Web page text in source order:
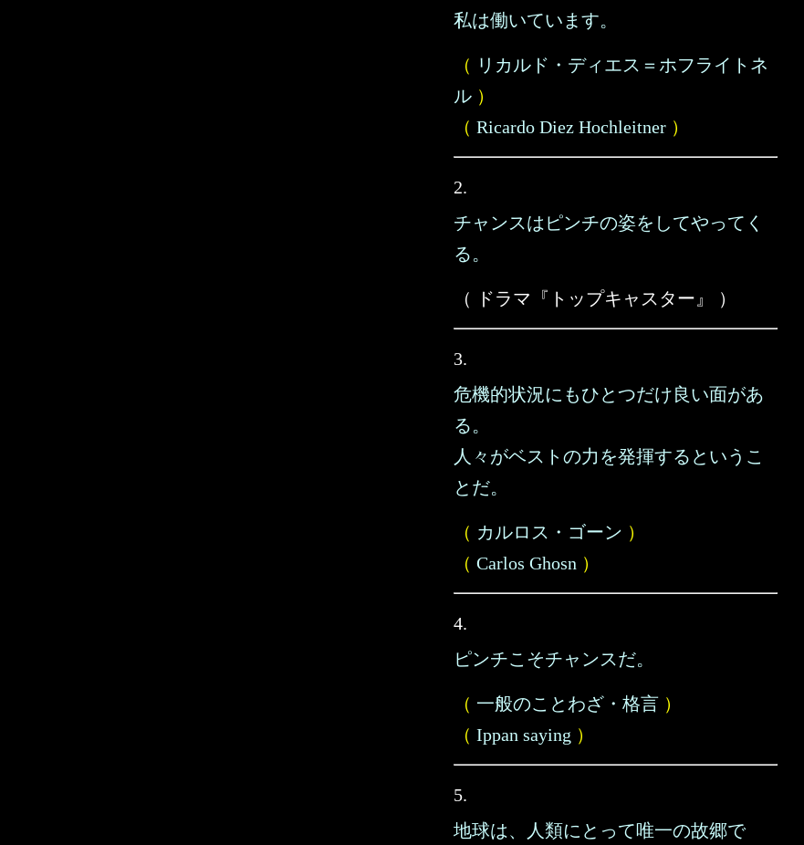
私は働いています。
（ リカルド・ディエス＝ホフライトネ
ル ）
（ Ricardo Diez Hochleitner ）
2.
チャンスはピンチの姿をしてやってく
る。
（ ドラマ『トップキャスター』 ）
3.
危機的状況にもひとつだけ良い面があ
る。
人々がベストの力を発揮するというこ
とだ。
（ カルロス・ゴーン ）
（ Carlos Ghosn ）
4.
ピンチこそチャンスだ。
（ 一般のことわざ・格言 ）
（ Ippan saying ）
5.
地球は、人類にとって唯一の故郷で